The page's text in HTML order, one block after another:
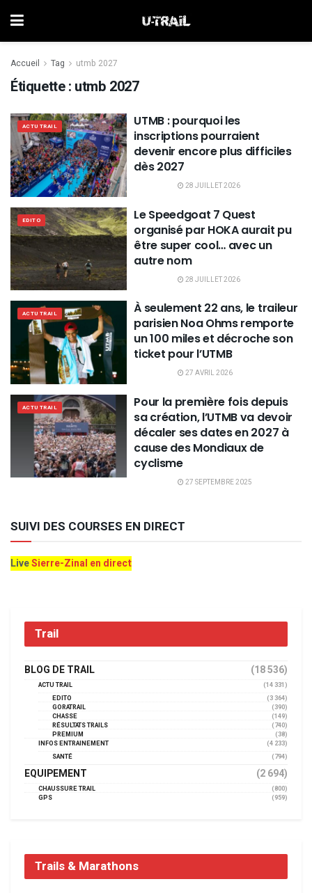
Accueil Tag utmb 2027
Étiquette : utmb 2027
ACTU TRAIL
UTMB : pourquoi les
inscriptions pourraient
devenir encore plus difficiles
dès 2027
28 JUILLET 2026
EDITO
Le Speedgoat 7 Quest
organisé par HOKA aurait pu
être super cool… avec un
autre nom
28 JUILLET 2026
ACTU TRAIL
À seulement 22 ans, le traileur
parisien Noa Ohms remporte
un 100 miles et décroche son
ticket pour l’UTMB
27 AVRIL 2026
ACTU TRAIL
Pour la première fois depuis
sa création, l’UTMB va devoir
décaler ses dates en 2027 à
cause des Mondiaux de
cyclisme
27 SEPTEMBRE 2025
SUIVI DES COURSES EN DIRECT
LiveSierre-Zinal en direct
Trail
BLOG DE TRAIL (18 536)
ACTU TRAIL
(14 331)
EDITO
(3 364)
GORATRAIL
(390)
CHASSE
(149)
RÉSULTATS TRAILS
(740)
PREMIUM
(38)
INFOS ENTRAINEMENT
(4 233)
SANTÉ
(794)
EQUIPEMENT (2 694)
CHAUSSURE TRAIL
(800)
GPS
(959)
Trails & Marathons